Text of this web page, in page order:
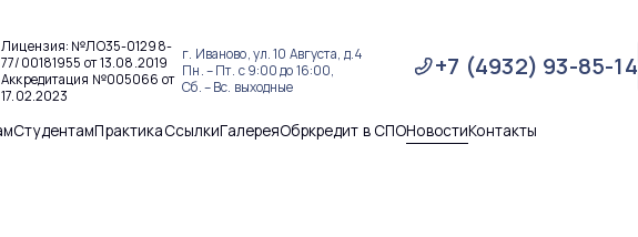
Лицензия: №ЛО35-01298-
77/00181955 от 13.08.2019
Аккредитация №005066 от
17.02.2023
г. Иваново, ул. 10 Августа, д.4
Пн. – Пт. с 9:00 до 16:00,
Сб. – Вс. выходные
+7 (4932) 93-85-14
СтудентамПрактикаСсылкиГалереяОбркредит в СПОНовостиКонтакты